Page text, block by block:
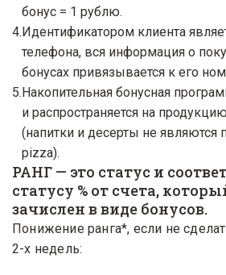
бонус = 1 рублю.
Идентификатором клиента
телефона, вся информация о
бонусах привязывается к его
Накопительная бонусная
и распространяется на
(напитки и десерты не являются
pizza).
РАНГ — это статус и
статусу % от счета,
зачислен в виде бонусов.
Понижение ранга*, если не
2-х недель: